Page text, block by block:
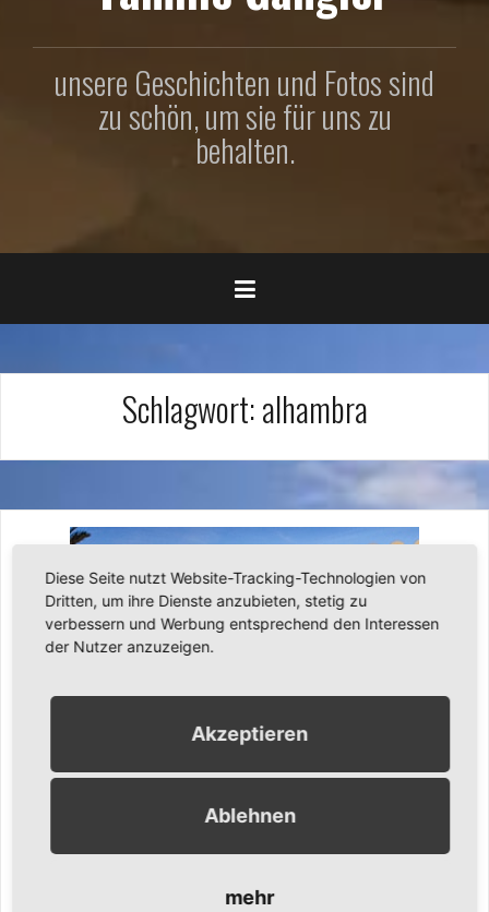
unsere Geschichten und Fotos sind
zu schön, um sie für uns zu
behalten.
Schlagwort:alhambra
Andalusien – Urlaub im Januar 2014
Bei unserem dritten Andalusienaufenthalt ging es dieses Mal
Diese Seite nutzt Website-Tracking-Technologien von
Dritten, um ihre Dienste anzubieten, stetig zu
verbessern und Werbung entsprechend den Interessen
der Nutzer anzuzeigen.
Akzeptieren
Ablehnen
mehr